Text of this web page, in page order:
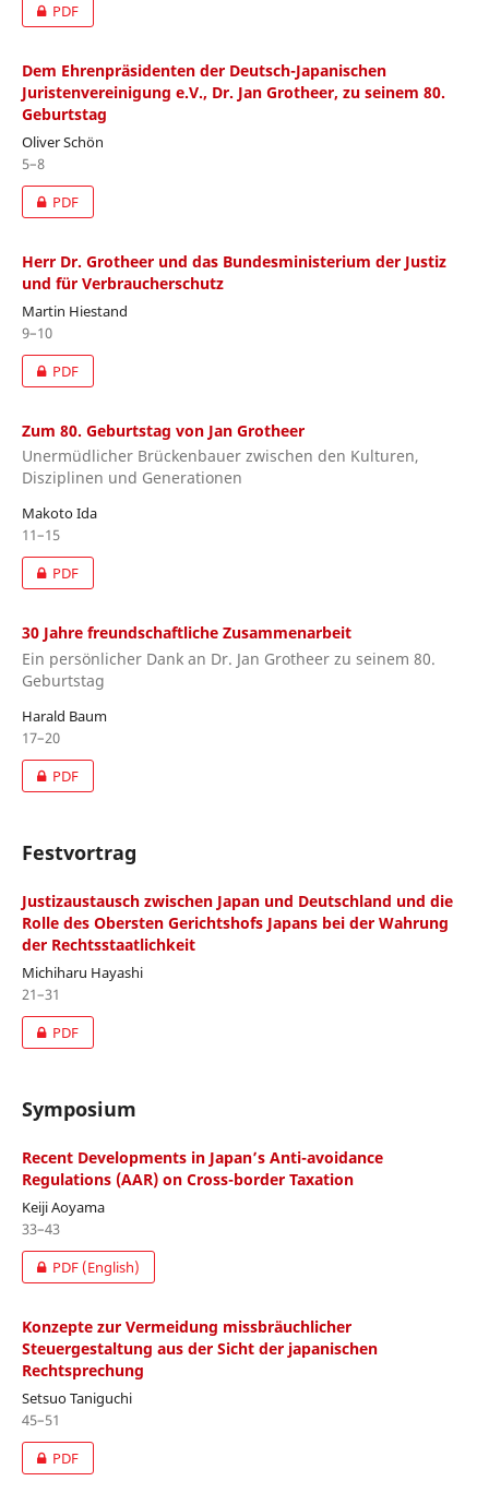
PDF
Dem Ehrenpräsidenten der Deutsch-Japanischen
Juristenvereinigung e.V., Dr. Jan Grotheer, zu seinem 80.
Geburtstag
Oliver Schön
5–8
PDF
Herr Dr. Grotheer und das Bundesministerium der Justiz
und für Verbraucherschutz
Martin Hiestand
9–10
PDF
Zum 80. Geburtstag von Jan Grotheer
Unermüdlicher Brückenbauer zwischen den Kulturen,
Disziplinen und Generationen
Makoto Ida
11–15
PDF
30 Jahre freundschaftliche Zusammenarbeit
Ein persönlicher Dank an Dr. Jan Grotheer zu seinem 80.
Geburtstag
Harald Baum
17–20
PDF
Festvortrag
Justizaustausch zwischen Japan und Deutschland und die
Rolle des Obersten Gerichtshofs Japans bei der Wahrung
der Rechtsstaatlichkeit
Michiharu Hayashi
21–31
PDF
Symposium
Recent Developments in Japan’s Anti-avoidance
Regulations (AAR) on Cross-border Taxation
Keiji Aoyama
33–43
PDF (English)
Konzepte zur Vermeidung missbräuchlicher
Steuergestaltung aus der Sicht der japanischen
Rechtsprechung
Setsuo Taniguchi
45–51
PDF